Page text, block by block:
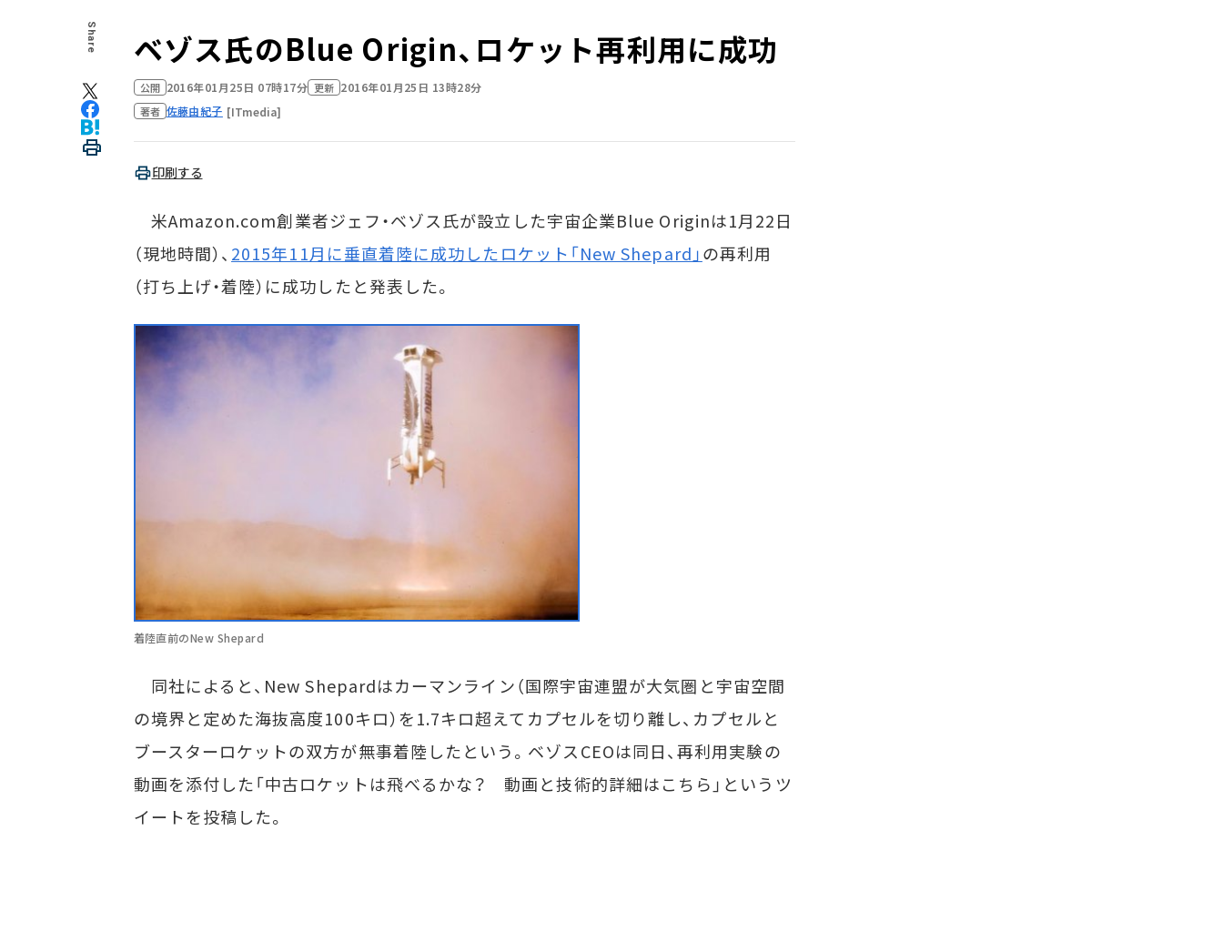
Share ベゾス氏のBlue Origin、ロケット再利用に成功
公開 2016年01月25日 07時17分 更新 2016年01月25日 13時28分
著者 佐藤由紀子 [ITmedia]
印刷する
米Amazon.com創業者ジェフ・ベゾス氏が設立した宇宙企業Blue Originは1月22日
（現地時間）、 2015年11月に垂直着陸に成功したロケット「New Shepard」の再利用
（打ち上げ・着陸）に成功したと発表した。
着陸直前のNew Shepard
同社によると、New Shepardはカーマンライン（国際宇宙連盟が大気圏と宇宙空間
の境界と定めた海抜高度100キロ）を1.7キロ超えてカプセルを切り離し、カプセルと
ブースターロケットの双方が無事着陸したという。ベゾスCEOは同日、再利用実験の
動画を添付した「中古ロケットは飛べるかな？ 動画と技術的詳細はこちら」というツ
イートを投稿した。